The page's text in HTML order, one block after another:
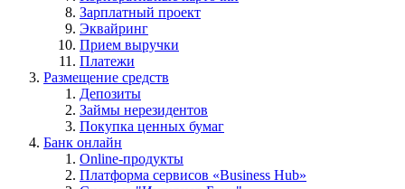
Зарплатный проект
Эквайринг
Прием выручки
Платежи
Размещение средств
Депозиты
Займы нерезидентов
Покупка ценных бумаг
Банк онлайн
Online-продукты
Платформа сервисов «Business Hub»